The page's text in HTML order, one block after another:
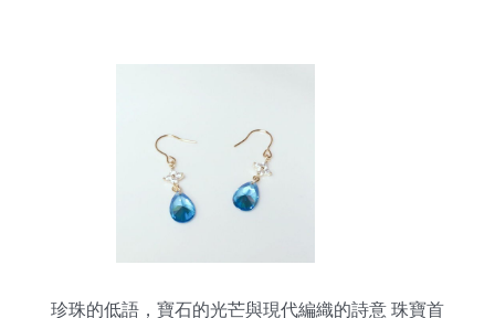
珍珠的低語，寶石的光芒與現代編織的詩意 珠寶首